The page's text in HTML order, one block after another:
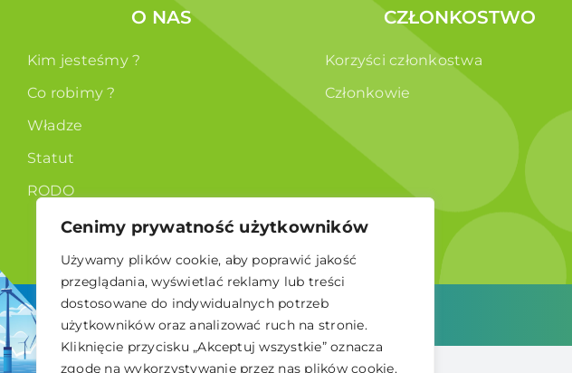
Cenimy prywatność użytkowników
Używamy plików cookie, aby poprawić jakość
przeglądania, wyświetlać reklamy lub treści
dostosowane do indywidualnych potrzeb
użytkowników oraz analizować ruch na stronie.
Kliknięcie przycisku „Akceptuj wszystkie” oznacza
zgodę na wykorzystywanie przez nas plików cookie.
O NAS
Kim jesteśmy ?
Co robimy ?
Władze
Statut
RODO
CZŁONKOSTWO
Korzyści członkostwa
Członkowie
© 2026 Polskie Stowarzyszenie Energetyki Wiatrowej